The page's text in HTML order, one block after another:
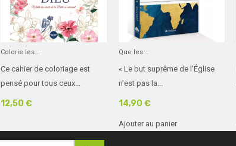
Colorie les...
Ce cahier de coloriage est
pensé pour tous ceux...
12,50 €
Que les...
« Le but suprême de l’Église
n’est pas la...
14,90 €
Ajouter au panier